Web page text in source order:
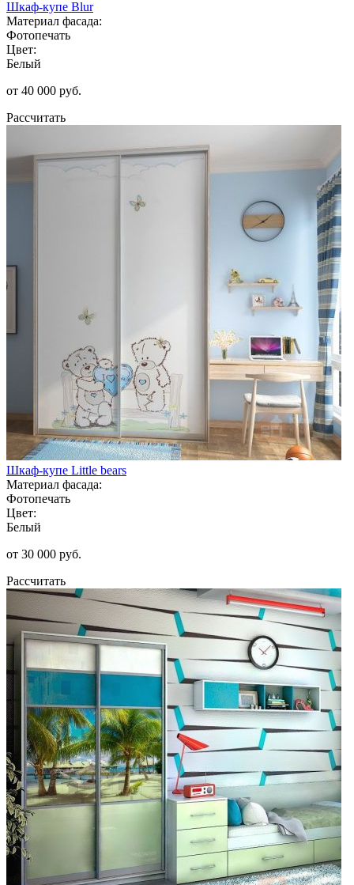
Шкаф-купе Blur
Материал фасада:
Фотопечать
Цвет:
Белый
от 40 000 руб.
Рассчитать
Шкаф-купе Little bears
Материал фасада:
Фотопечать
Цвет:
Белый
от 30 000 руб.
Рассчитать